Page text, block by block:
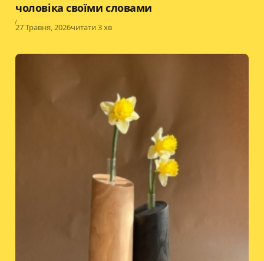
чоловіка своїми словами
Published
27 Травня, 2026читати 3 хв